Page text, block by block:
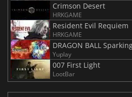
Crimson Desert
HRKGAME
Resident Evil Requiem
HRKGAME
Yuplay
007 First Light
LootBar